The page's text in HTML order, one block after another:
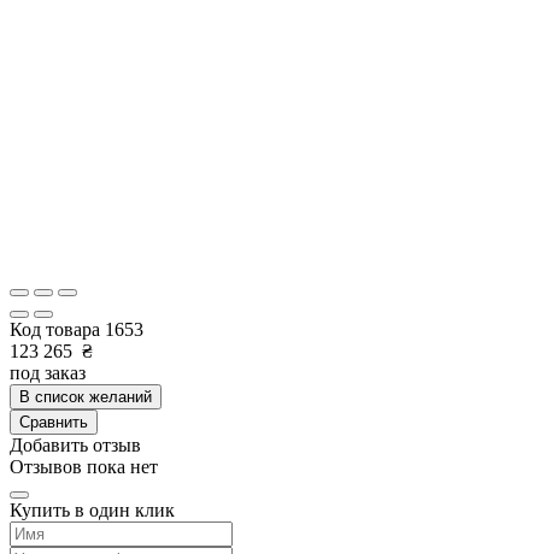
Код товара 1653
123 265 ₴
под заказ
В список желаний
Сравнить
Добавить отзыв
Отзывов пока нет
Купить в один клик